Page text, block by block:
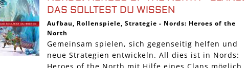
DAS SOLLTEST DU WISSEN
Aufbau, Rollenspiele, Strategie - Nords: Heroes of the
North
Gemeinsam spielen, sich gegenseitig helfen und
neue Strategien entwickeln. All dies ist in Nords: